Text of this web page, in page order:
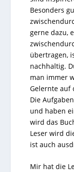
Besonders
gerne dazu,
übertragen,
nachhaltig.
man immer
Gelernte auf
Die
und haben
wird das
Leser wird
ist auch
Mir hat die